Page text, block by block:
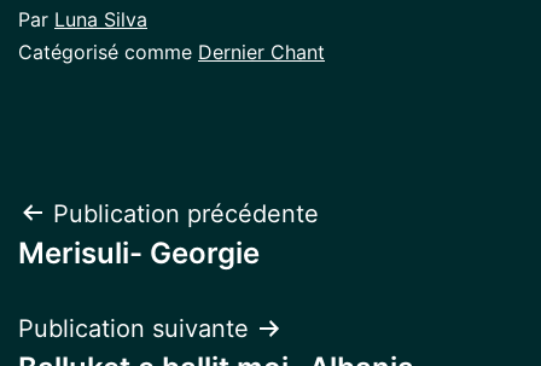
Par Luna Silva
Catégorisé comme Dernier Chant
Navigation
de
l’article
Publication précédente
Merisuli- Georgie
Publication suivante